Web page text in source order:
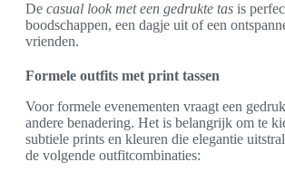
De casual look met een gedrukte tas is
boodschappen, een dagje uit of een
vrienden.
Formele outfits met print tassen
Voor formele evenementen vraagt een
andere benadering. Het is belangrijk om te
subtiele prints en kleuren die elegantie
de volgende outfitcombinaties: